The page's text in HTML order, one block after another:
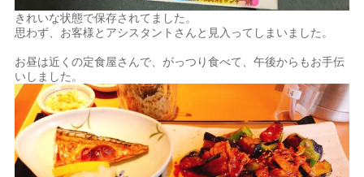
きれいな状態で保存されてました。
思わず、お客様とアシスタントさんと見入ってしまいました。
お昼は近くの定食屋さんで、がっつり食べて、午後からもお手伝
いしました。